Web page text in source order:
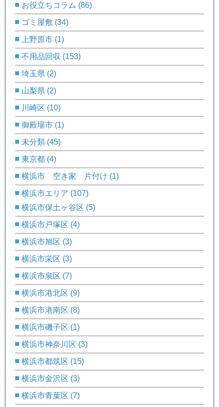
お役立ちコラム (86)
ゴミ屋敷 (34)
上野原市 (1)
不用品回収 (153)
埼玉県 (2)
山梨県 (2)
川崎区 (10)
御殿場市 (1)
未分類 (45)
東京都 (4)
横浜市 空き家 片付け (1)
横浜市エリア (107)
横浜市保土ヶ谷区 (5)
横浜市戸塚区 (4)
横浜市旭区 (3)
横浜市栄区 (3)
横浜市泉区 (7)
横浜市港北区 (9)
横浜市港南区 (8)
横浜市磯子区 (1)
横浜市神奈川区 (3)
横浜市都筑区 (15)
横浜市金沢区 (3)
横浜市青葉区 (7)